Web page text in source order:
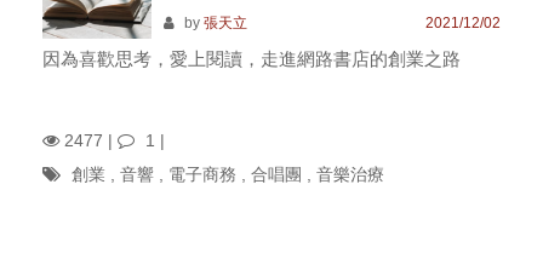
by 張天立 2021/12/02
因為喜歡思考，愛上閱讀，走進網路書店的創業之路
2477 | 1 |
創業
音響 電子商務 合唱團 音樂治療